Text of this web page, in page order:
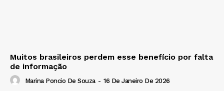
Muitos brasileiros perdem esse benefício por falta
de informação
Marina Poncio De Souza - 16 De Janeiro De 2026